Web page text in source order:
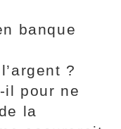
banque
?
il pour ne
la